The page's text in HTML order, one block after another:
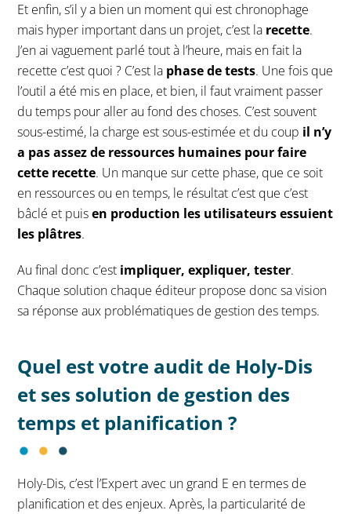
Et enfin, s’il y a bien un moment qui est chronophage
mais hyper important dans un projet, c’est la recette.
J’en ai vaguement parlé tout à l’heure, mais en fait la
recette c’est quoi ? C’est la phase de tests. Une fois que
l’outil a été mis en place, et bien, il faut vraiment passer
du temps pour aller au fond des choses. C’est souvent
sous-estimé, la charge est sous-estimée et du coup il n’y
a pas assez de ressources humaines pour faire
cette recette. Un manque sur cette phase, que ce soit
en ressources ou en temps, le résultat c’est que c’est
bâclé et puisen production les utilisateurs essuient
les plâtres.
Au final donc c’est impliquer, expliquer, tester.
Chaque solution chaque éditeur propose donc sa vision
sa réponse aux problématiques de gestion des temps.
Quel est votre audit de Holy-Dis
et ses solution de gestion des
temps et planification ?
Holy-Dis, c’est l’Expert avec un grand E en termes de
planification et des enjeux. Après, la particularité de